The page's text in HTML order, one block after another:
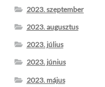
2023. szeptember
2023. augusztus
2023. július
2023. június
2023. május